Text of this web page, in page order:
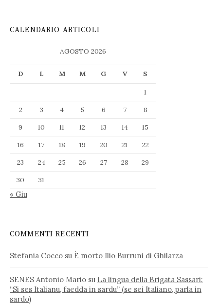
CALENDARIO ARTICOLI
AGOSTO 2026
D L M M G V S
1
2
3 4 5 6 7
8
9
10 11 12 13 14
15
16
17 18 19 20 21
22
23
24 25 26 27 28
29
30
31
« Giu
COMMENTI RECENTI
Stefania Cocco su È morto Ilio Burruni di Ghilarza
SENES Antonio Mario su La lingua della Brigata Sassari:
“Si ses Italianu, faedda in sardu” (se sei Italiano, parla in
sardo)